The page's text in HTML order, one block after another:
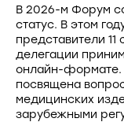
В 2026-м Форум
статус. В этом
представители
делегации
онлайн-формате.
посвящена
медицинских
зарубежными